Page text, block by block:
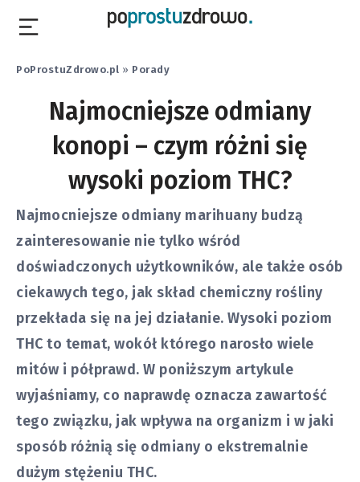
PoProstuZdrowo.pl » Porady
Najmocniejsze odmiany
konopi – czym różni się
wysoki poziom THC?
Najmocniejsze odmiany marihuany budzą
zainteresowanie nie tylko wśród
doświadczonych użytkowników, ale także osób
ciekawych tego, jak skład chemiczny rośliny
przekłada się na jej działanie. Wysoki poziom
THC to temat, wokół którego narosło wiele
mitów i półprawd. W poniższym artykule
wyjaśniamy, co naprawdę oznacza zawartość
tego związku, jak wpływa na organizm i w jaki
sposób różnią się odmiany o ekstremalnie
dużym stężeniu THC.